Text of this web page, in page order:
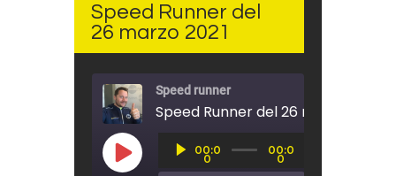
Speed Runner del
26 marzo 2021
Speed runner
Speed Runner del 26 marzo 2021
PLAY EPISODE
Player00:0
0
00:0
0